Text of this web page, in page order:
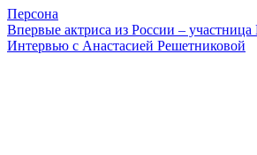
Персона
Впервые актриса из России – участница
Интервью с Анастасией Решетниковой